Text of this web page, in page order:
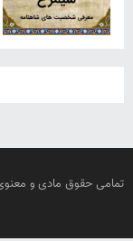
تمامی حقوق مادی و